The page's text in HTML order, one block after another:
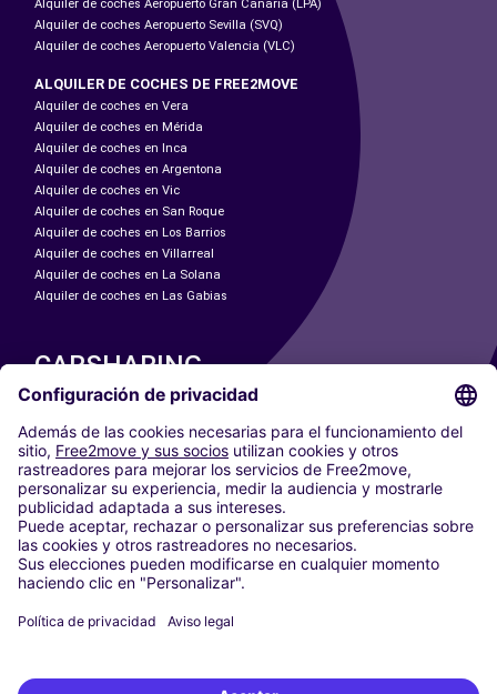
Alquiler de coches Aeropuerto Gran Canaria (LPA)
Alquiler de coches Aeropuerto Sevilla (SVQ)
Alquiler de coches Aeropuerto Valencia (VLC)
ALQUILER DE COCHES DE FREE2MOVE
Alquiler de coches en Vera
Alquiler de coches en Mérida
Alquiler de coches en Inca
Alquiler de coches en Argentona
Alquiler de coches en Vic
Alquiler de coches en San Roque
Alquiler de coches en Los Barrios
Alquiler de coches en Villarreal
Alquiler de coches en La Solana
Alquiler de coches en Las Gabias
CARSHARING
NUESTRAS CIUDADES
Paris
Madrid
Washington DC
Milán
Roma
Turín
Viena
Berlín
Düsseldorf